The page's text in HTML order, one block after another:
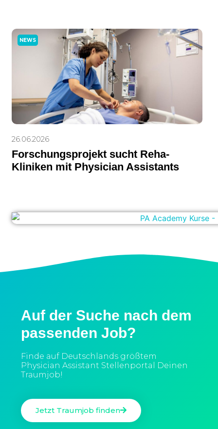
NEWS
26.06.2026
Forschungsprojekt sucht Reha-
Kliniken mit Physician Assistants
Auf der Suche nach dem
passenden Job?
Finde auf Deutschlands größtem
Physician Assistant Stellenportal Deinen
Traumjob!
Jetzt Traumjob finden